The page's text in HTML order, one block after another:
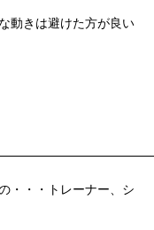
動きは避けた方が良い
・・・トレーナー、シ